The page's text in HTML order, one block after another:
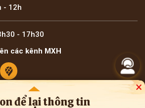
để lại thông tin
×
- 12h
- 17h30
các kênh MXH